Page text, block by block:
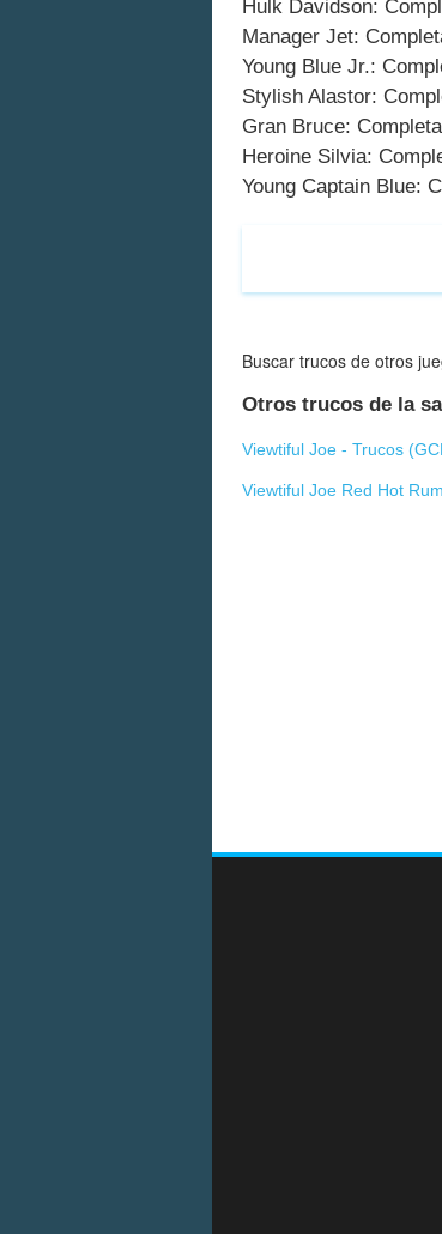
Hulk Davidson:
Manager Jet:
Young Blue Jr.:
Stylish Alastor:
Gran Bruce:
Heroine Silvia:
Young Captain Blue:
Buscar trucos de otros
Otros trucos de la
Viewtiful Joe - Trucos (
Viewtiful Joe Red Hot